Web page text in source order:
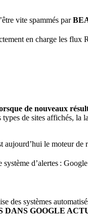
vite spammés par
en charge les
de nouveaux
de sites affichés, la
le moteur de
système d’alertes :
des systèmes
DANS GOOGLE